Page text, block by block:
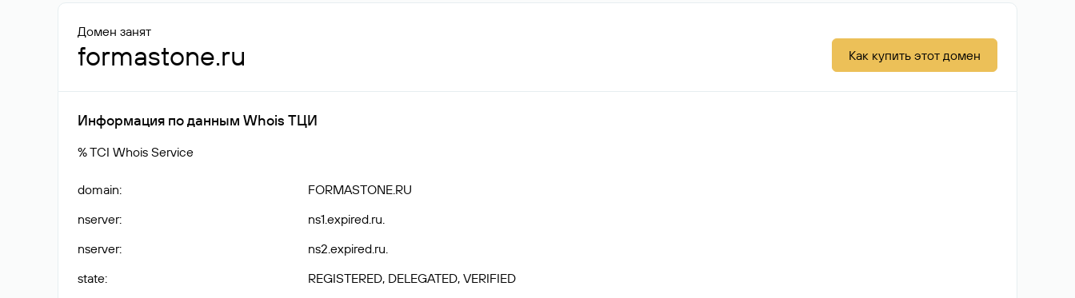
Домен занят
formastone.ru Как купить этот домен
Информация по данным Whois ТЦИ
% TCI Whois Service
domain:
FORMASTONE.RU
nserver:
ns1.expired.ru.
nserver:
ns2.expired.ru.
state:
REGISTERED, DELEGATED, VERIFIED